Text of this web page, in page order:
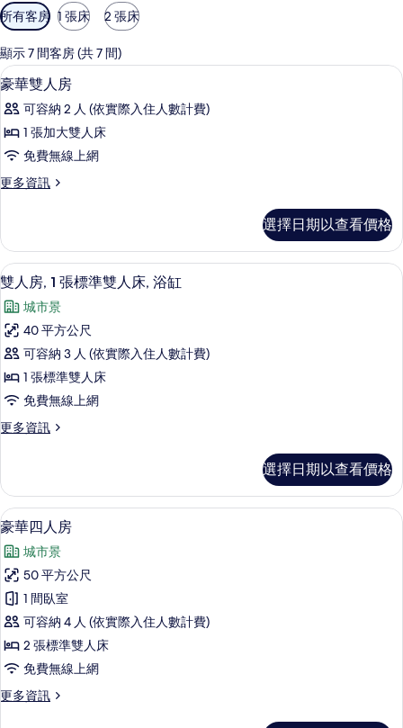
可
用
的
客
房
篩
選
條
所有客房 1 張床 2 張床
顯示 7 間客房 (共 7 間)
顯
示
豪
華
人
的
所
有
相
片
1 間臥室、高級寢具、免費迷你吧、客
5
豪華雙人房
可容納 2 人 (依實際入住人數計費)
1 張加大雙人床
免費無線上網
更多資訊
更
雙
人
房
詳
情
選擇日期以查看價格
顯
示
雙
人
房,
1
張
標
雙
人
床,
浴
缸
的
所
有
相
片
雙人房, 1 張標準雙人床, 浴缸 | 1 間臥
5
雙人房, 1 張標準雙人床, 浴缸
城市景
40 平方公尺
可容納 3 人 (依實際入住人數計費)
1 張標準雙人床
免費無線上網
更多資訊
更
房,
張
準
雙
人
床,
浴
缸
的
詳
選擇日期以查看價格
顯
示
豪
華
四
人
房
所
豪華四人房 | 1 間臥室、高級寢具、免
7
豪華四人房
城市景
50 平方公尺
1 間臥室
可容納 4 人 (依實際入住人數計費)
2 張標準雙人床
免費無線上網
更多資訊
更